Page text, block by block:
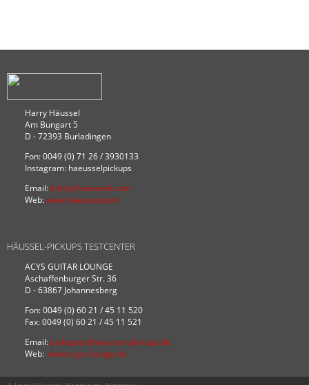
Harry Häussel
Am Bungart 5
D - 72393 Burladingen
Fon: 0049 (0) 71 26 / 3930133
Instagram: haeusselpickups
Email: info(at)haeussel.com
Web:www.haeussel.com
HÄUSSEL-PICKUPS TESTCENTER
ACYS GUITAR LOUNGE
Aschaffenburger Str. 36
D - 63867 Johannesberg
Fon: 0049 (0) 60 21 / 45 11 520
Fax: 0049 (0) 60 21 / 45 11 521
Email: pickups(at)haeussel-pickups.de
Web: www.acys-lounge.de